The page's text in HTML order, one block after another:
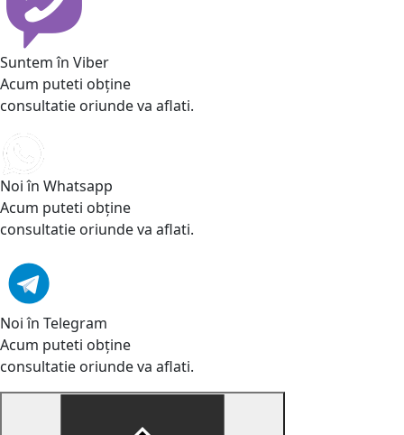
Suntem în Viber
Acum puteti obține
consultatie oriunde va aflati.
Noi în Whatsapp
Acum puteti obține
consultatie oriunde va aflati.
Noi în Telegram
Acum puteti obține
consultatie oriunde va aflati.